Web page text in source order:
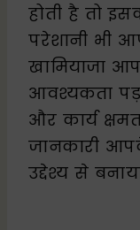
होती है तो
परेशानी भी
खामियाजा
आवश्यकता
और कार्य
जानकारी
उद्देश्य से